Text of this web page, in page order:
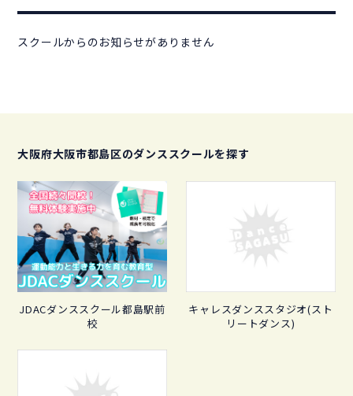
スクールからのお知らせがありません
大阪府大阪市都島区のダンススクールを探す
JDACダンススクール都島駅前
校
キャレスダンススタジオ(スト
リートダンス)